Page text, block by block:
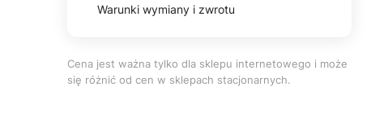
Warunki wymiany i zwrotu
Cena jest ważna tylko dla sklepu internetowego i może
się różnić od cen w sklepach stacjonarnych.